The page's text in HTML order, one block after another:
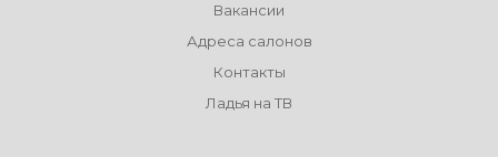
Вакансии
Адреса салонов
Контакты
Ладья на ТВ